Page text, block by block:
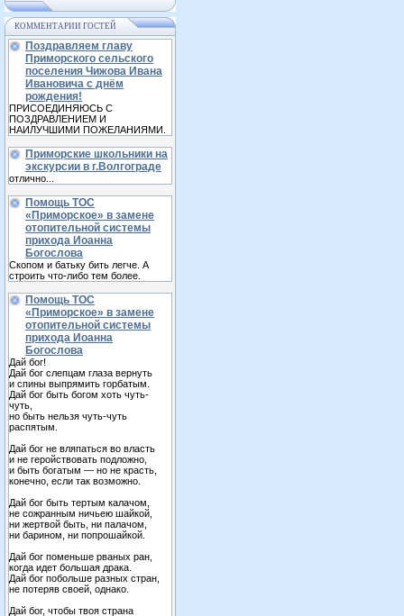
КОММЕНТАРИИ ГОСТЕЙ
Поздравляем главу
Приморского сельского
поселения Чижова Ивана
Ивановича с днём
рождения!
ПРИСОЕДИНЯЮСЬ С
ПОЗДРАВЛЕНИЕМ И
НАИЛУЧШИМИ ПОЖЕЛАНИЯМИ.
Приморские школьники на
экскурсии в г.Волгограде
отлично...
Помощь ТОС
«Приморское» в замене
отопительной системы
прихода Иоанна
Богослова
Скопом и батьку бить легче. А
строить что-либо тем более.
Помощь ТОС
«Приморское» в замене
отопительной системы
прихода Иоанна
Богослова
Дай бог!
Дай бог слепцам глаза вернуть
и спины выпрямить горбатым.
Дай бог быть богом хоть чуть-
чуть,
но быть нельзя чуть-чуть
распятым.
Дай бог не вляпаться во власть
и не геройствовать подложно,
и быть богатым — но не красть,
конечно, если так возможно.
Дай бог быть тертым калачом,
не сожранным ничьею шайкой,
ни жертвой быть, ни палачом,
ни барином, ни попрошайкой.
Дай бог поменьше рваных ран,
когда идет большая драка.
Дай бог побольше разных стран,
не потеряв своей, однако.
Дай бог, чтобы твоя страна